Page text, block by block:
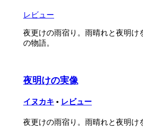
レビュー
夜更けの雨宿り。雨晴れと夜明け
の物語。
夜明けの実像
イヌカキ • レビュー
夜更けの雨宿り。雨晴れと夜明け